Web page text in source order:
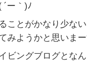
ー｀)ﾉ
ことがかなり少な
みようかと思いま
ビングブログとな